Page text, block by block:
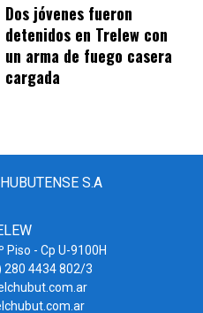
Dos jóvenes fueron
detenidos en Trelew con
un arma de fuego casera
cargada
S.A
Piso - Cp U-9100H
280 4434 802/3